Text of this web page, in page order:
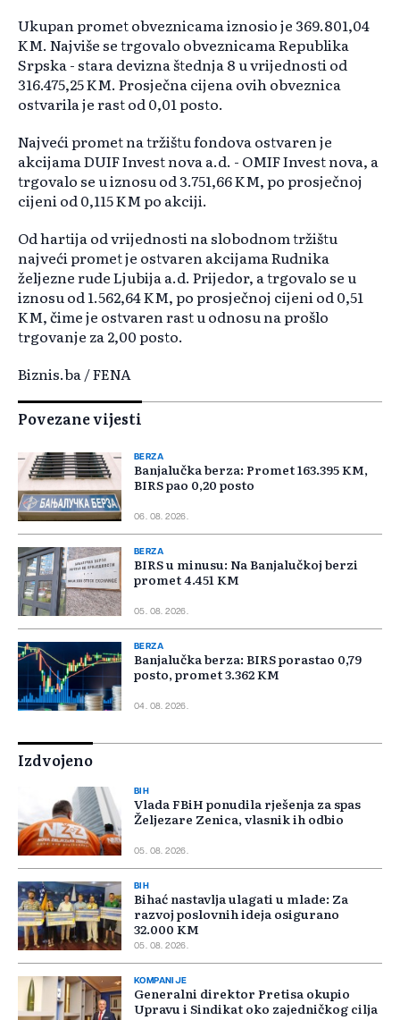
Ukupan promet obveznicama iznosio je 369.801,04
KM. Najviše se trgovalo obveznicama Republika
Srpska - stara devizna štednja 8 u vrijednosti od
316.475,25 KM. Prosječna cijena ovih obveznica
ostvarila je rast od 0,01 posto.
Najveći promet na tržištu fondova ostvaren je
akcijama DUIF Invest nova a.d. - OMIF Invest nova, a
trgovalo se u iznosu od 3.751,66 KM, po prosječnoj
cijeni od 0,115 KM po akciji.
Od hartija od vrijednosti na slobodnom tržištu
najveći promet je ostvaren akcijama Rudnika
željezne rude Ljubija a.d. Prijedor, a trgovalo se u
iznosu od 1.562,64 KM, po prosječnoj cijeni od 0,51
KM, čime je ostvaren rast u odnosu na prošlo
trgovanje za 2,00 posto.
Biznis.ba / FENA
Povezane vijesti
BERZA
Banjalučka berza: Promet 163.395 KM,
BIRS pao 0,20 posto
06. 08. 2026.
BERZA
BIRS u minusu: Na Banjalučkoj berzi
promet 4.451 KM
05. 08. 2026.
BERZA
Banjalučka berza: BIRS porastao 0,79
posto, promet 3.362 KM
04. 08. 2026.
Izdvojeno
BIH
Vlada FBiH ponudila rješenja za spas
Željezare Zenica, vlasnik ih odbio
05. 08. 2026.
BIH
Bihać nastavlja ulagati u mlade: Za
razvoj poslovnih ideja osigurano
32.000 KM
05. 08. 2026.
KOMPANIJE
Generalni direktor Pretisa okupio
Upravu i Sindikat oko zajedničkog cilja